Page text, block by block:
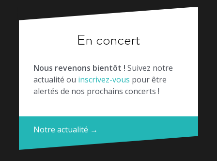
En concert
Nous revenons bientôt ! Suivez notre
actualité ou inscrivez-vous pour être
alertés de nos prochains concerts !
Notre actualité →